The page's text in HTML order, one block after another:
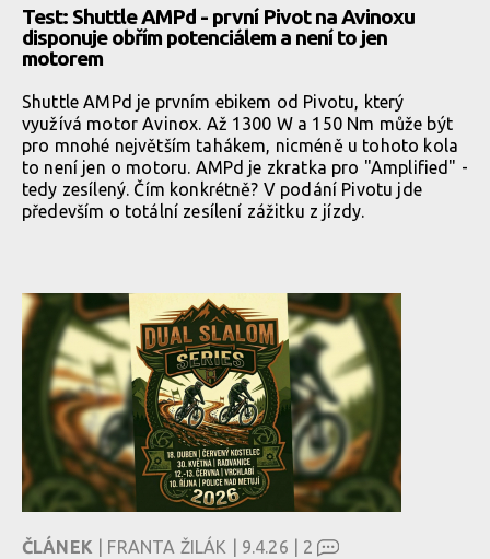
Test: Shuttle AMPd - první Pivot na Avinoxu
disponuje obřím potenciálem a není to jen
motorem
Shuttle AMPd je prvním ebikem od Pivotu, který
využívá motor Avinox. Až 1300 W a 150 Nm může být
pro mnohé největším tahákem, nicméně u tohoto kola
to není jen o motoru. AMPd je zkratka pro "Amplified" -
tedy zesílený. Čím konkrétně? V podání Pivotu jde
především o totální zesílení zážitku z jízdy.
ČLÁNEK | FRANTA ŽILÁK | 9.4.26 | 2